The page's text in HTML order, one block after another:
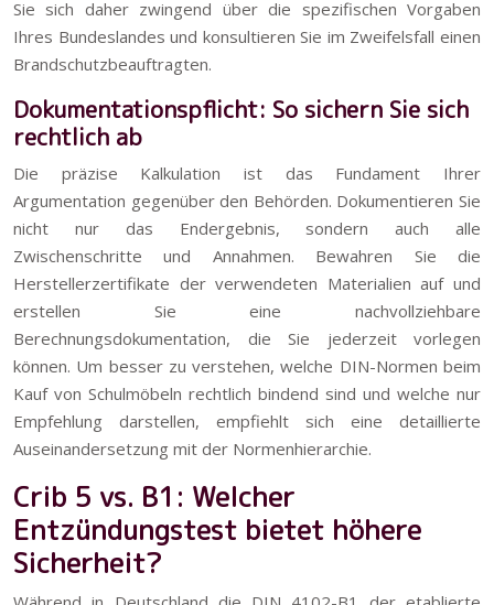
Sie sich daher zwingend über die spezifischen Vorgaben
Ihres Bundeslandes und konsultieren Sie im Zweifelsfall einen
Brandschutzbeauftragten.
Dokumentationspflicht: So sichern Sie sich
rechtlich ab
Die präzise Kalkulation ist das Fundament Ihrer
Argumentation gegenüber den Behörden. Dokumentieren Sie
nicht nur das Endergebnis, sondern auch alle
Zwischenschritte und Annahmen. Bewahren Sie die
Herstellerzertifikate der verwendeten Materialien auf und
erstellen Sie eine nachvollziehbare
Berechnungsdokumentation, die Sie jederzeit vorlegen
können. Um besser zu verstehen, welche DIN-Normen beim
Kauf von Schulmöbeln rechtlich bindend sind und welche nur
Empfehlung darstellen, empfiehlt sich eine detaillierte
Auseinandersetzung mit der Normenhierarchie.
Crib 5 vs. B1: Welcher
Entzündungstest bietet höhere
Sicherheit?